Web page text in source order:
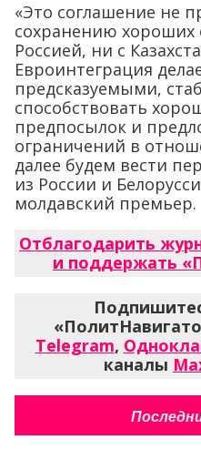
«Это соглашение не
сохранению
Россией, ни с
Евроинтеграция
предсказуемыми,
способствовать
предпосылок и
ограничений в
далее будем вести
из России и
молдавский премьер.
Отблагодарить
и поддержать
Telegram,
каналы